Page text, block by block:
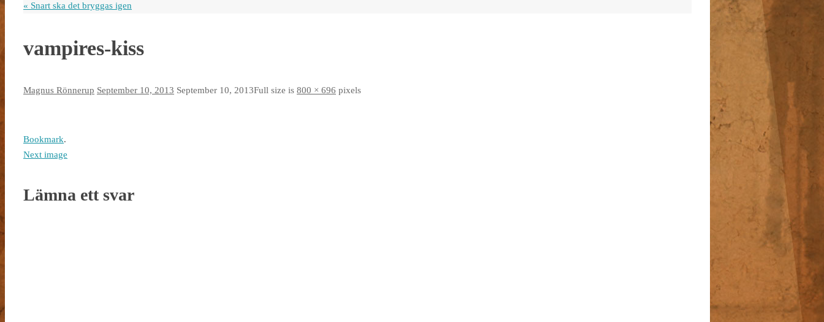
« Snart ska det bryggas igen
vampires-kiss
Magnus Rönnerup September 10, 2013 September 10, 2013Full size is 800 × 696 pixels
Bookmark.
Next image
Lämna ett svar